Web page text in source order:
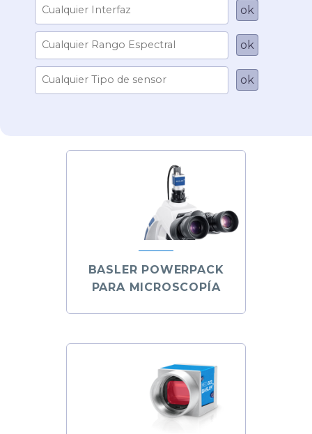
BASLER POWERPACK
PARA MICROSCOPÍA